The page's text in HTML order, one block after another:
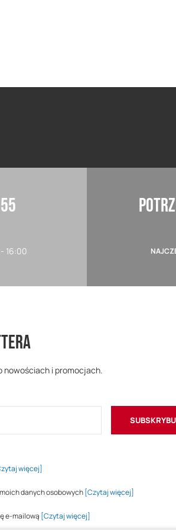
16:00
nowościach i promocjach.
więcej]
danych osobowych[Czytaj więcej]
e-mailową [Czytaj więcej]